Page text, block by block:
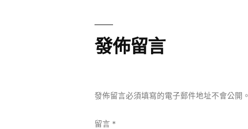
發佈留言
發佈留言必須填寫的電子郵件地址不會公開。
留言 *